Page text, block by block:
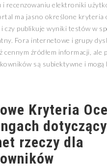
recenzowaniu elektroniki
ma jasno określone kryteria
czy publikuje wyniki testów w
Fora internetowe i grupy
cennym źródłem informacji, ale
są subiektywne i mogą
Kryteria
rzeczy dla